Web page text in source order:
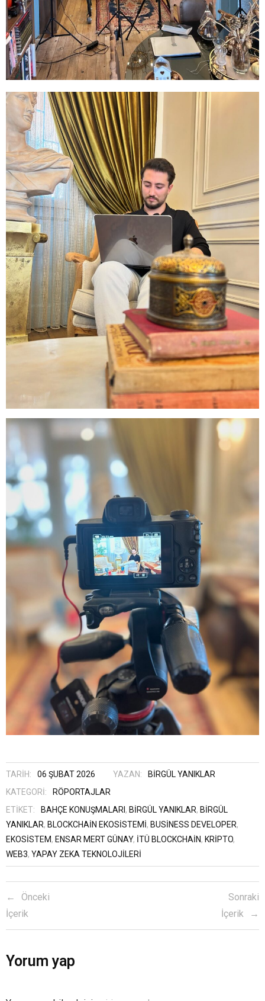
TARIH: 06 ŞUBAT 2026 YAZAN:
BIRGÜL YANIKLAR
KATEGORI:
RÖPORTAJLAR
ETIKET:
BAHÇE KONUŞMALARI , BİRGÜL YANIKLAR, BIRGÜL
YANIKLAR, BLOCKCHAIN EKOSISTEMI, BUSINESS DEVELOPER,
EKOSISTEM, ENSAR MERT GÜNAY, İTÜ BLOCKCHAIN, KRIPTO,
WEB3, YAPAY ZEKA TEKNOLOJILERI
Önceki
İçerik
Sonraki
İçerik
Yorum yap